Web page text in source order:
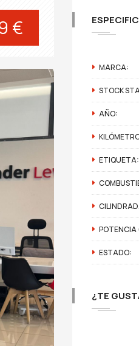
€
MARCA:
STOCK
AÑO:
ETIQUETA:
POTENCIA
ESTADO:
¿TE